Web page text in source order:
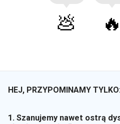
💩 🔥
HEJ, PRZYPOMINAMY
1. Szanujemy nawet ostrą